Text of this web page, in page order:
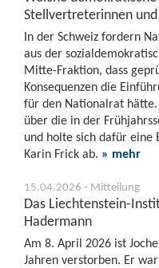
Stellvertreterinnen
In der Schweiz fordern
aus der
Mitte-Fraktion, dass
Konsequenzen die
für den Nationalrat hätte.
über die in der
und holte sich dafür eine
Karin Frick ab. » mehr
15.04.2026 - Mitteilung
Das Liechtenstein-
Hadermann
Am 8. April 2026 ist
Jahren verstorben. Er